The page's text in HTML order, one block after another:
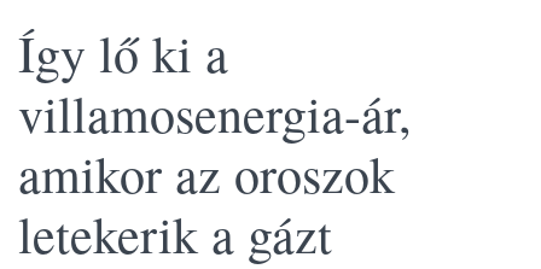
Így lő ki a
villamosenergia-ár,
amikor az oroszok
letekerik a gázt